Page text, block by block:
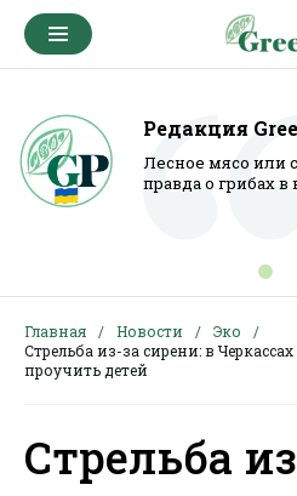
Редакция
Лесное мясо или
правда о грибах
Главная Новости
Эко
Стрельба из-за сирени: в
проучить детей
Стрельба